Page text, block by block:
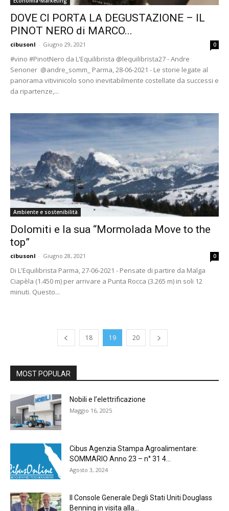
DOVE CI PORTA LA DEGUSTAZIONE – IL
PINOT NERO di MARCO...
cibusonl - Giugno 29, 2021 0
#vino #PinotNero da L'Equilibrista @lequilibrista27 - Andre
Senoner @andre_somm_ Parma, 28-06-2021 - Le storie legate al
panorama vitivinicolo sono inevitabilmente costellate da successi e
da ripartenze,...
Ambiente e sostenibilità
Dolomiti e la sua “Mormolada Move to the
top”
cibusonl - Giugno 28, 2021 0
Di L'Equilibrista Parma, 27-06-2021 - Pensate di partire da Malga
Ciapèla (1.450 m) per arrivare a Punta Rocca (3.265 m) in soli 12
minuti. Questo...
18 19 20
MOST POPULAR
Nobili e l’elettrificazione
Maggio 16, 2025
Cibus Agenzia Stampa Agroalimentare:
SOMMARIO Anno 23 – n° 31 4...
Agosto 3, 2024
Il Console Generale Degli Stati Uniti Douglass
Benning in visita alla...